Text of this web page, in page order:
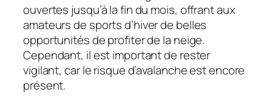
ouvertes jusqu’à la fin du mois, offrant aux
amateurs de sports d’hiver de belles
opportunités de profiter de la neige.
Cependant, il est important de rester
vigilant, car le risque d’avalanche est encore
présent.